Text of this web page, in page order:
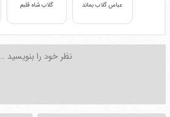
عباس گلاب بماند
گلاب شاه قلبم